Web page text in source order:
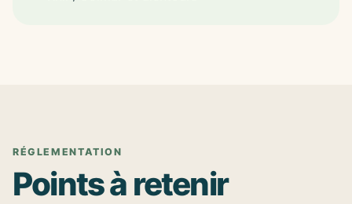
RÉGLEMENTATION
Points à retenir